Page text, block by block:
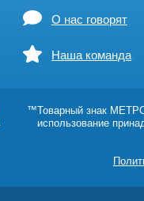
О нас говорят
Наша команда
™Товарный знак
использование